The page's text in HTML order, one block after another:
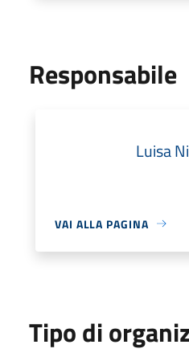
Responsabile
Luisa
VAI ALLA PAGINA
Tipo di